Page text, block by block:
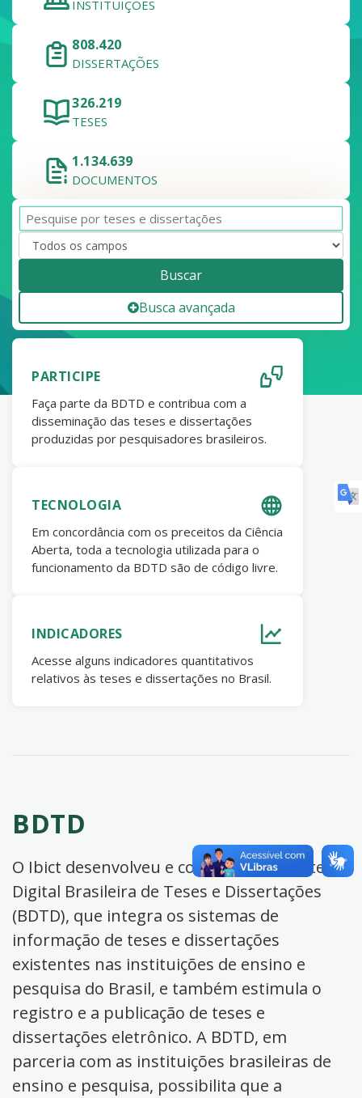
INSTITUIÇÕES
808.420
DISSERTAÇÕES
326.219
TESES
1.134.639
DOCUMENTOS
Buscar
Busca avançada
PARTICIPE
Faça parte da BDTD e contribua com a
disseminação das teses e dissertações
produzidas por pesquisadores brasileiros.
TECNOLOGIA
Em concordância com os preceitos da Ciência
Aberta, toda a tecnologia utilizada para o
funcionamento da BDTD são de código livre.
INDICADORES
Acesse alguns indicadores quantitativos
relativos às teses e dissertações no Brasil.
BDTD
O Ibict desenvolveu e coordena a Biblioteca
Digital Brasileira de Teses e Dissertações
(BDTD), que integra os sistemas de
informação de teses e dissertações
existentes nas instituições de ensino e
pesquisa do Brasil, e também estimula o
registro e a publicação de teses e
dissertações eletrônico. A BDTD, em
parceria com as instituições brasileiras de
ensino e pesquisa, possibilita que a